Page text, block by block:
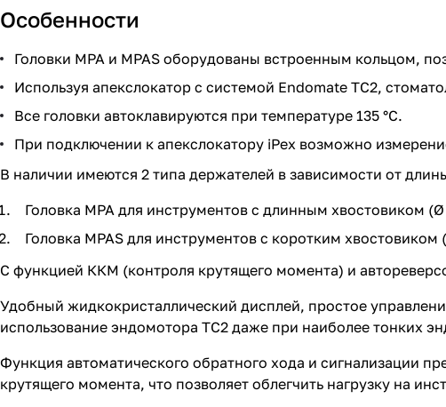
Особенности
Головки MPA и MPAS оборудованы встроенным кольцом,
Используя апекслокатор с системой Endomate TC2,
Все головки автоклавируются при температуре 135 °C.
При подключении к апекслокатору iPex возможно
В наличии имеются 2 типа держателей в зависимости от
Головка MPA для инструментов с длинным хвостовиком
Головка MPAS для инструментов с коротким
C функцией ККМ (контроля крутящего момента) и
Удобный жидкокристаллический дисплей, простое
использование эндомотора TC2 даже при наиболее тонких
Функция автоматического обратного хода и сигнализации
крутящего момента, что позволяет облегчить нагрузку на